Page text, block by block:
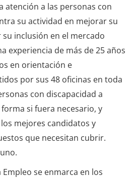
atención a las personas con
su actividad en mejorar su
inclusión en el mercado
experiencia de más de 25 años
en orientación e
por sus 48 oficinas en toda
con discapacidad a
si fuera necesario, y
mejores candidatos y
que necesitan cubrir.
se enmarca en los